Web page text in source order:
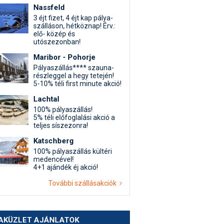
Nassfeld
3 éjt fizet, 4 éjt kap pálya-
szálláson, hétköznap! Érv.:
elő- közép és
utószezonban!
Maribor - Pohorje
Pályaszállás**** szauna-
részleggel a hegy tetején!
5-10% téli first minute akció!
Lachtal
100% pályaszállás!
5% téli előfoglalási akció a
teljes síszezonra!
Katschberg
100% pályaszállás kültéri
medencével!
4+1 ajándék éj akció!
További szállásakciók
AJÁNLATOK